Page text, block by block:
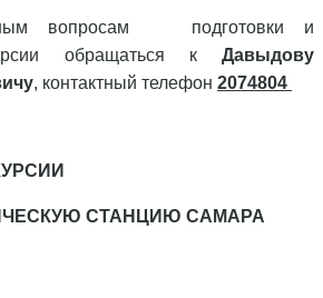
вопросам подготовки и
обращаться к Давыдову
, контактный телефон 2074804
СТАНЦИЮ САМАРА